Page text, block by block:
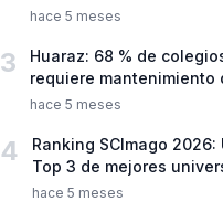
hace 5 meses
3
Huaraz: 68 % de
requiere mantenimiento
de inicio del año escolar
hace 5 meses
4
Ranking SCImago
Top 3 de mejores
Perú
hace 5 meses